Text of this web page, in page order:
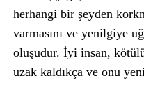
herhangi bir şeyden
varmasını ve yenilgiye
oluşudur. İyi insan,
uzak kaldıkça ve onu